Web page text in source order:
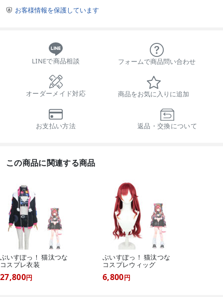
 お客様情報を保護しています
LINEで商品相談 フォームで商品問い合わせ
オーダーメイド対応 商品をお気に入りに追加
お支払い方法 返品・交換について
この商品に関連する商品
ぶいすぽっ！ 猫汰つな
コスプレ衣装
27,800円
ぶいすぽっ！ 猫汰つな
コスプレウィッグ
6,800円